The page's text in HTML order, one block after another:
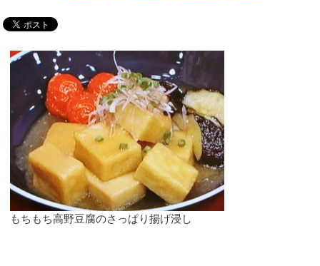
もちもち高野豆腐のさっぱり揚げ浸し